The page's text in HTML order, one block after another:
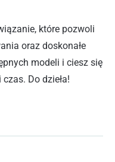
które pozwoli
oraz doskonałe
modeli i ciesz się
Do dzieła!